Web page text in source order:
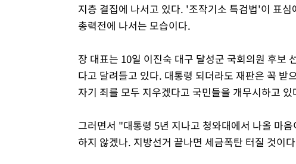
지층 결집에 나서고 있다. '조작기소 특검법'이 표
총력전에 나서는 모습이다.
장 대표는 10일 이진숙 대구 달성군 국회의원 후보
다고 달려들고 있다. 대통령 되더라도 재판은 꼭
자기 죄를 모두 지우겠다고 국민들을 개무시하고
그러면서 "대통령 5년 지나고 청와대에서 나올 마
하지 않겠나. 지방선거 끝나면 세금폭탄 터질 것이